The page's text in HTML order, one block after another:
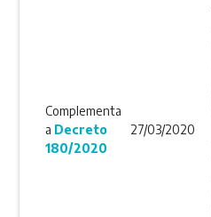
Complementa
a Decreto
180/2020
27/03/2020